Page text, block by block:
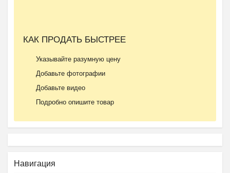
КАК ПРОДАТЬ БЫСТРЕЕ
Указывайте разумную цену
Добавьте фотографии
Добавьте видео
Подробно опишите товар
Навигация